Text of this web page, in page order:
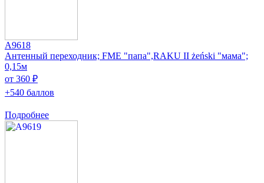
A9618
Антенный переходник; FME "папа",RAKU II żeński "мама";
0,15м
от 360 ₽
+540 баллов
Подробнее